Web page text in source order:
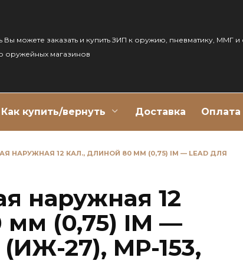
Вы можете заказать и купить ЗИП к оружию, пневматику, ММГ
оружейных магазинов
Как купить/вернуть Доставка Оплата
НАРУЖНАЯ 12 КАЛ., ДЛИНОЙ 80 ММ (0,75) IM — LEAD ДЛЯ
наружная 12
мм (0,75) IM —
27), МР-153,